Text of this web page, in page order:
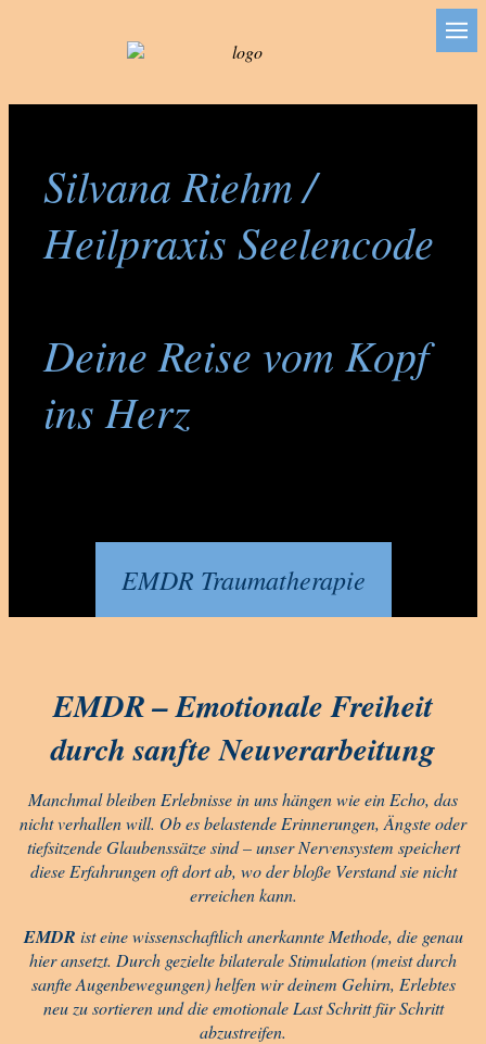
Silvana Riehm /
Heilpraxis Seelencode
Deine Reise vom Kopf
ins Herz
EMDR Traumatherapie
EMDR – Emotionale Freiheit
durch sanfte Neuverarbeitung
Manchmal bleiben Erlebnisse in uns hängen wie ein Echo, das
nicht verhallen will. Ob es belastende Erinnerungen, Ängste oder
tiefsitzende Glaubenssätze sind – unser Nervensystem speichert
diese Erfahrungen oft dort ab, wo der bloße Verstand sie nicht
erreichen kann.
EMDR ist eine wissenschaftlich anerkannte Methode, die genau
hier ansetzt. Durch gezielte bilaterale Stimulation (meist durch
sanfte Augenbewegungen) helfen wir deinem Gehirn, Erlebtes
neu zu sortieren und die emotionale Last Schritt für Schritt
abzustreifen.